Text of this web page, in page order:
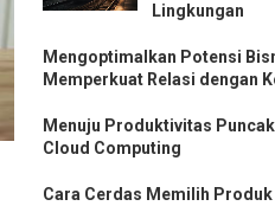
Lingkungan
Mengoptimalkan Potensi
Memperkuat Relasi dengan
Menuju Produktivitas
Cloud Computing
Cara Cerdas Memilih